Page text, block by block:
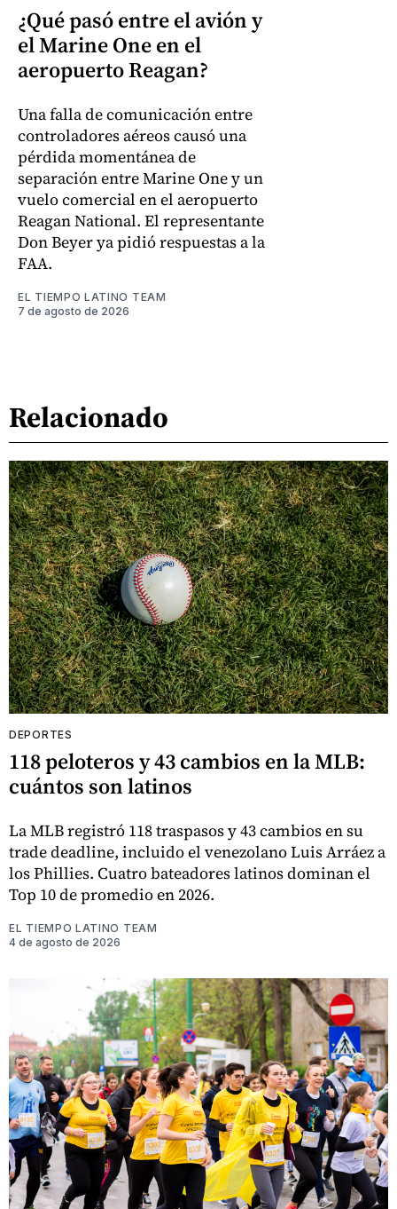
¿Qué pasó entre el avión y
el Marine One en el
aeropuerto Reagan?
Una falla de comunicación entre
controladores aéreos causó una
pérdida momentánea de
separación entre Marine One y un
vuelo comercial en el aeropuerto
Reagan National. El representante
Don Beyer ya pidió respuestas a la
FAA.
EL TIEMPO LATINO TEAM
7 de agosto de 2026
Relacionado
DEPORTES
118 peloteros y 43 cambios en la MLB:
cuántos son latinos
La MLB registró 118 traspasos y 43 cambios en su
trade deadline, incluido el venezolano Luis Arráez a
los Phillies. Cuatro bateadores latinos dominan el
Top 10 de promedio en 2026.
EL TIEMPO LATINO TEAM
4 de agosto de 2026